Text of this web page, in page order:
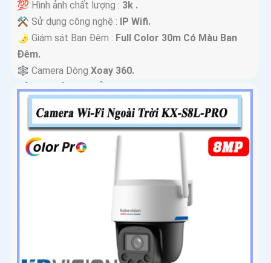
💯 Hình ảnh chất lượng : 3k .
⚒ Sử dụng công nghệ : IP Wifi.
🌛 Giám sát Ban Đêm : Full Color 30m Có Màu Ban
Ðêm.
🕸️ Camera Dòng Xoay 360.
️📢 Đặt Điểm :Thu Âm Và Loa.